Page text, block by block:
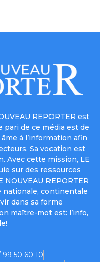
REPORTER est
pari de ce média est de
à l’information afin
Sa vocation est
Avec cette mission, LE
sur des ressources
REPORTER
nationale, continentale
dans sa forme
maître-mot est: l’info,
50 60 10